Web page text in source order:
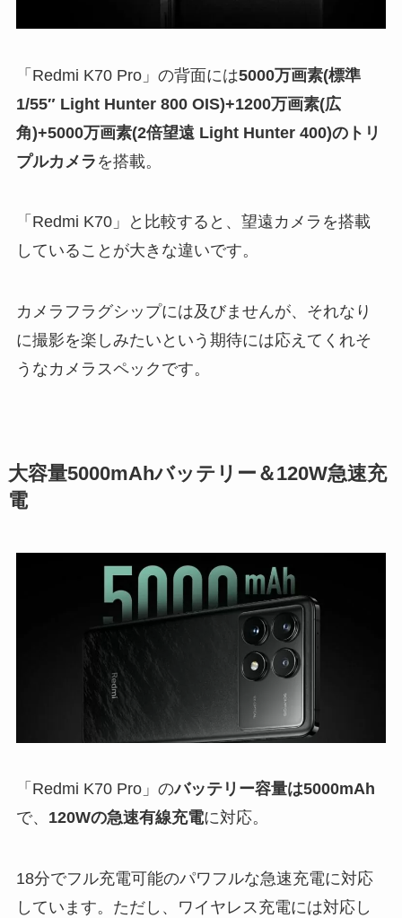
「Redmi K70 Pro」の背面には5000万画素(標準
1/55″ Light Hunter 800 OIS)+1200万画素(広
角)+5000万画素(2倍望遠 Light Hunter 400)のトリ
プルカメラ を搭載。
「Redmi K70」と比較すると、望遠カメラを搭載
していることが大きな違いです。
カメラフラグシップには及びませんが、それなり
に撮影を楽しみたいという期待には応えてくれそ
うなカメラスペックです。
大容量5000mAhバッテリー＆120W急速充
電
「Redmi K70 Pro」のバッテリー容量は5000mAh
で、 120Wの急速有線充電に対応。
18分でフル充電可能のパワフルな急速充電に対応
しています。ただし、ワイヤレス充電には対応し